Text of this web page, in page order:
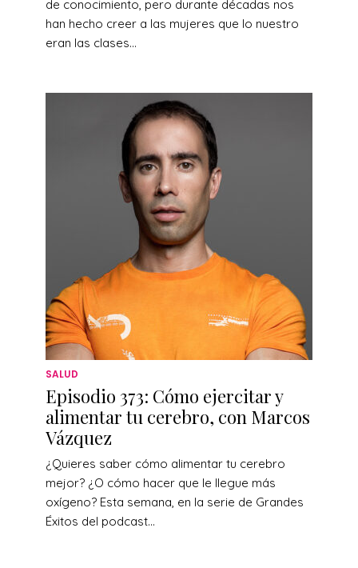
de conocimiento, pero durante décadas nos
han hecho creer a las mujeres que lo nuestro
eran las clases...
SALUD
Episodio 373: Cómo ejercitar y
alimentar tu cerebro, con Marcos
Vázquez
¿Quieres saber cómo alimentar tu cerebro
mejor? ¿O cómo hacer que le llegue más
oxígeno? Esta semana, en la serie de Grandes
Éxitos del podcast...